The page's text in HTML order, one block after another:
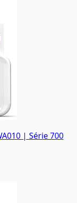
| Série 700